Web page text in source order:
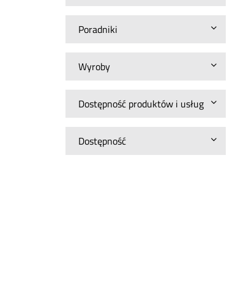
Poradniki
Wyroby
Dostępność produktów i usług
Dostępność